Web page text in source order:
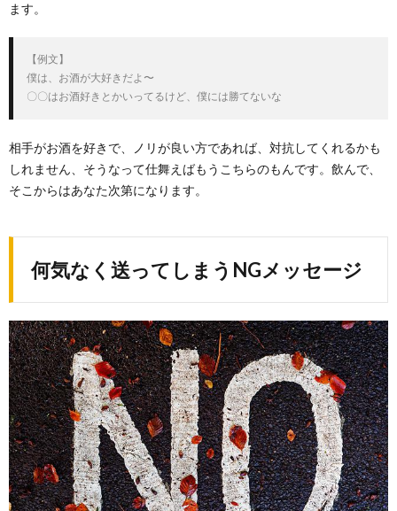
ます。
【例文】
僕は、お酒が大好きだよ〜
〇〇はお酒好きとかいってるけど、僕には勝てないな
相手がお酒を好きで、ノリが良い方であれば、対抗してくれるかも
しれません、そうなって仕舞えばもうこちらのもんです。飲んで、
そこからはあなた次第になります。
何気なく送ってしまうNGメッセージ